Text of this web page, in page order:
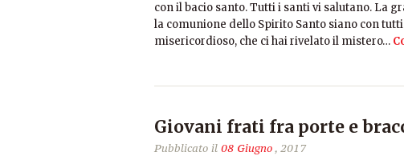
con il bacio santo. Tutti i santi vi salutano. La
la comunione dello Spirito Santo siano con tutti
misericordioso, che ci hai rivelato il mistero…
Giovani frati fra porte e
Pubblicato il 08 Giugno, 2017